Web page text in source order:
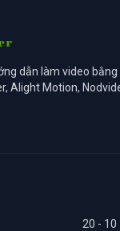
dẫn làm video
Alight Motion,
20 - 10